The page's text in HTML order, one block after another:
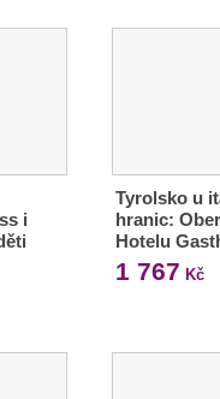
i
Tyrolsko u
hranic:
Hotelu
1 767 Kč